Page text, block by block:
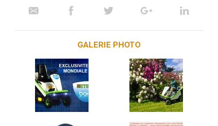
GALERIE PHOTO